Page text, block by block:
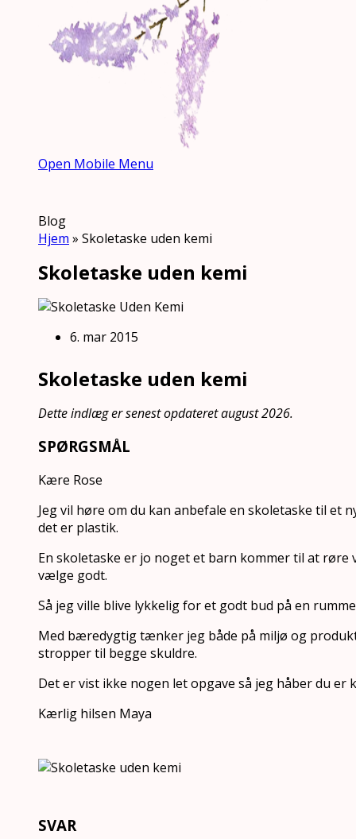
Open Mobile Menu
Blog
Hjem » Skoletaske uden kemi
Skoletaske uden kemi
6. mar 2015
Skoletaske uden kemi
Dette indlæg er senest opdateret august 2026.
SPØRGSMÅL
Kære Rose
Jeg vil høre om du kan anbefale en skoletaske til et
det er plastik.
En skoletaske er jo noget et barn kommer til at røre
vælge godt.
Så jeg ville blive lykkelig for et godt bud på en
Med bæredygtig tænker jeg både på miljø og
stropper til begge skuldre.
Det er vist ikke nogen let opgave så jeg håber du er
Kærlig hilsen Maya
SVAR